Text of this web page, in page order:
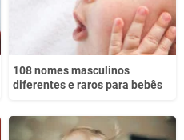
108 nomes masculinos
diferentes e raros para bebês